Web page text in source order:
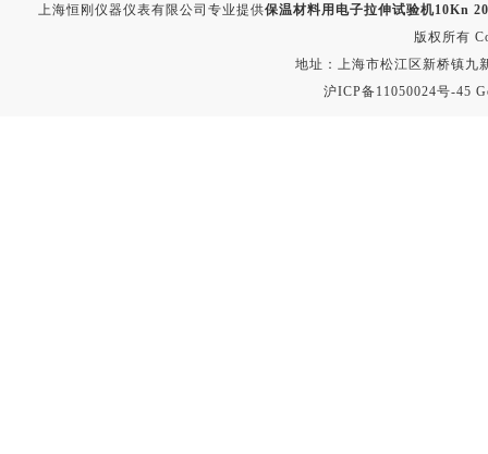
上海恒刚仪器仪表有限公司专业提供保温材料用电子拉伸试验机10Kn
版权所有
地址：上海市松江区新桥镇九
沪ICP备11050024号-45